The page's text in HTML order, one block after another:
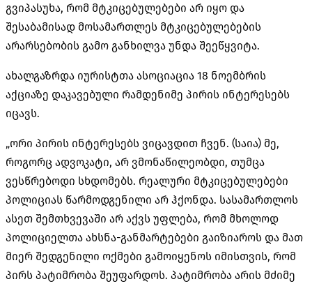
გვიპასუხა, რომ მტკიცებულებები არ იყო და
შესაბამისად მოსამართლეს მტკიცებულებების
არარსებობის გამო განხილვა უნდა შეეწყვიტა.
ახალგაზრდა იურისტთა ასოციაცია 18 ნოემბრის
აქციაზე დაკავებული რამდენიმე პირის ინტერესებს
იცავს.
„ორი პირის ინტერესებს ვიცავდით ჩვენ. (საია) მე,
როგორც ადვოკატი, არ ვმონაწილეობდი, თუმცა
ვესწრებოდი სხდომებს. რეალური მტკიცებულებები
პოლიციას წარმოდგენილი არ ჰქონდა. სასამართლოს
ასეთ შემთხვევაში არ აქვს უფლება, რომ მხოლოდ
პოლიციელთა ახსნა-განმარტებები გაიზიაროს და მათ
მიერ შედგენილი ოქმები გამოიყენოს იმისთვის, რომ
პირს პატიმრობა შეუფარდოს. პატიმრობა არის მძიმე